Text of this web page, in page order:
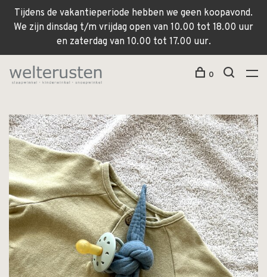
Tijdens de vakantieperiode hebben we geen koopavond.
We zijn dinsdag t/m vrijdag open van 10.00 tot 18.00 uur
en zaterdag van 10.00 tot 17.00 uur.
0